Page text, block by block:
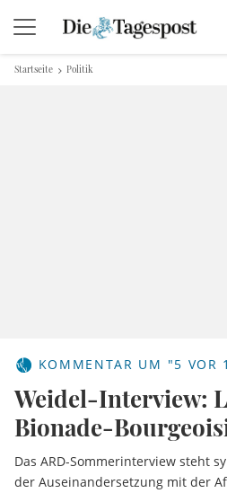
Startseite Politik
KOMMENTAR UM "5 VOR
Weidel-Interview:
Bionade-
Das ARD-Sommerinterview steht
der Auseinandersetzung mit der